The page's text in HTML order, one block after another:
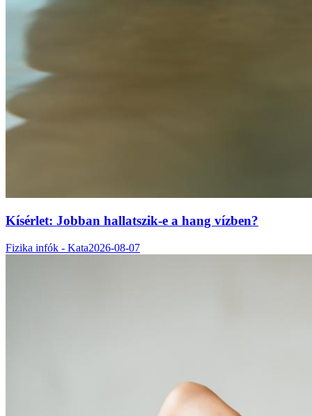
Kísérlet: Jobban hallatszik-e a hang vízben?
Fizika infók - Kata2026-08-07